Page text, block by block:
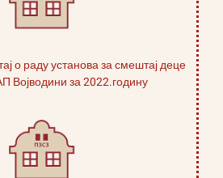
о раду установа за смештај деце
Војводини за 2022.годину